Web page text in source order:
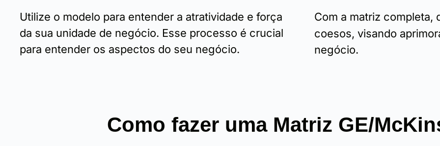
Utilize o modelo para entender a atratividade e força
da sua unidade de negócio. Esse processo é crucial
para entender os aspectos do seu negócio.
Com a matriz completa,
coesos, visando
negócio.
Como fazer uma Matriz GE/